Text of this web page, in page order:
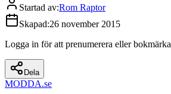
Startad av:Rom Raptor
Skapad:26 november 2015
Logga in för att prenumerera eller bokmärka
Dela
MODDA.se